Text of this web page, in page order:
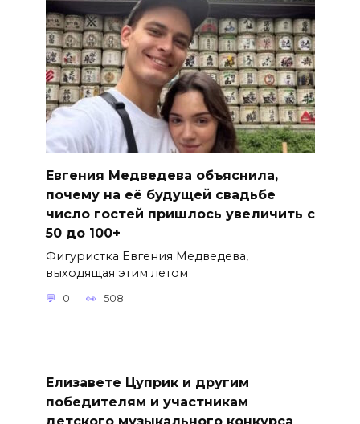
Евгения Медведева объяснила,
почему на её будущей свадьбе
число гостей пришлось увеличить с
50 до 100+
Фигуристка Евгения Медведева,
выходящая этим летом
0 508
Елизавете Цуприк и другим
победителям и участникам